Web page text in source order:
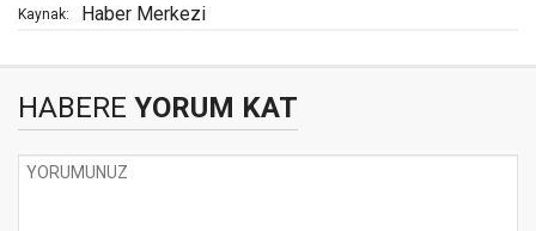
Kaynak: Haber Merkezi
HABERE YORUM KAT